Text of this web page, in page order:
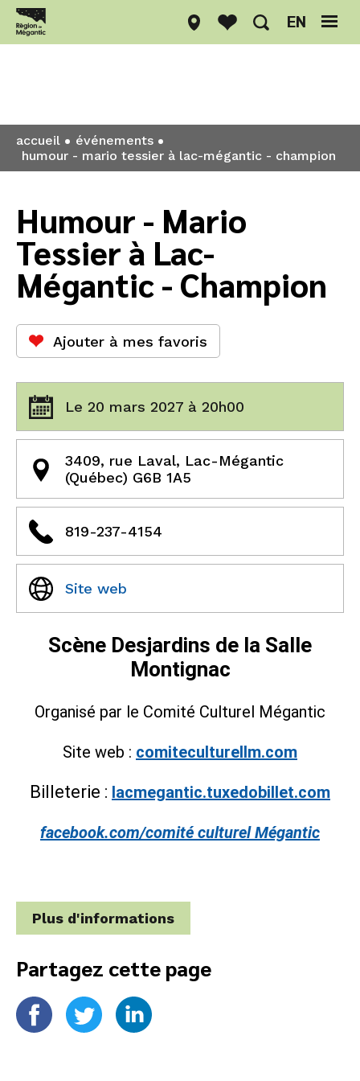
EN
accueil
événements
humour - mario tessier à lac-mégantic - champion
Humour - Mario
Tessier à Lac-
Mégantic - Champion
Ajouter à mes favoris
Le 20 mars 2027 à 20h00
3409, rue Laval, Lac-Mégantic
(Québec) G6B 1A5
819-237-4154
Site web
Scène Desjardins de la Salle
Montignac
Organisé par le Comité Culturel Mégantic
Site web : comiteculturellm.com
Billeterie : lacmegantic.tuxedobillet.com
facebook.com/comité culturel Mégantic
Plus d'informations
Partagez cette page